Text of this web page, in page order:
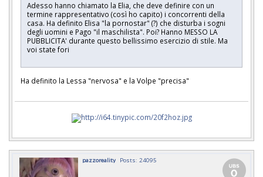
Adesso hanno chiamato la Elia, che deve definire con un
termine rappresentativo (così ho capito) i concorrenti della
casa. Ha definito Elisa "la pornostar" (?) che disturba i sogni
degli uomini e Pago "il maschilista". Poi? Hanno MESSO LA
PUBBLICITA' durante questo bellissimo esercizio di stile. Ma
voi state fori
Ha definito la Lessa "nervosa" e la Volpe "precisa"
pazzoreality Posts: 24095